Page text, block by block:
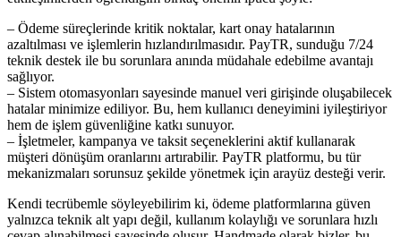
– Ödeme süreçlerinde kritik noktalar, kart onay hatalarının
azaltılması ve işlemlerin hızlandırılmasıdır. PayTR, sunduğu 7/24
teknik destek ile bu sorunlara anında müdahale edebilme avantajı
sağlıyor.
– Sistem otomasyonları sayesinde manuel veri girişinde oluşabilecek
hatalar minimize ediliyor. Bu, hem kullanıcı deneyimini iyileştiriyor
hem de işlem güvenliğine katkı sunuyor.
– İşletmeler, kampanya ve taksit seçeneklerini aktif kullanarak
müşteri dönüşüm oranlarını artırabilir. PayTR platformu, bu tür
mekanizmaları sorunsuz şekilde yönetmek için arayüz desteği verir.
Kendi tecrübemle söyleyebilirim ki, ödeme platformlarına güven
yalnızca teknik alt yapı değil, kullanım kolaylığı ve sorunlara hızlı